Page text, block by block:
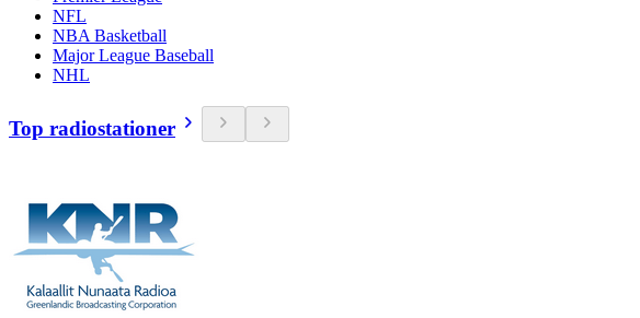
NFL
NBA Basketball
Major League Baseball
NHL
Top radiostationer